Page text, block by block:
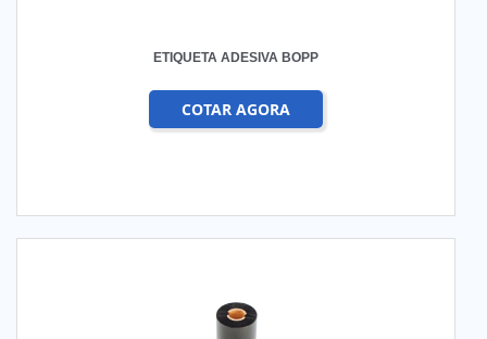
ETIQUETA ADESIVA BOPP
COTAR AGORA